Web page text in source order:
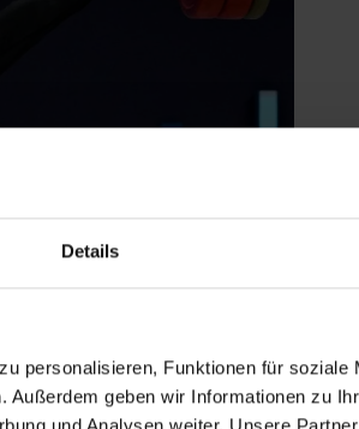
Details
personalisieren, Funktionen für soziale
geben wir Informationen zu
und Analysen weiter. Unsere